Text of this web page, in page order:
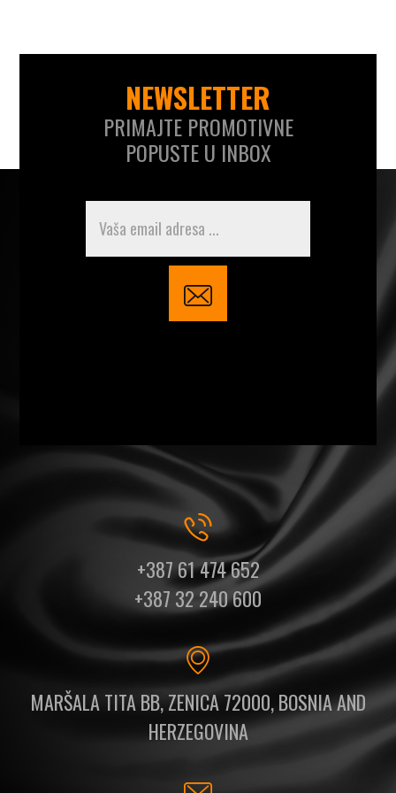
NEWSLETTER
PRIMAJTE PROMOTIVNE
POPUSTE U INBOX
+387 61 474 652
+387 32 240 600
MARŠALA TITA BB, ZENICA 72000, BOSNIA AND
HERZEGOVINA